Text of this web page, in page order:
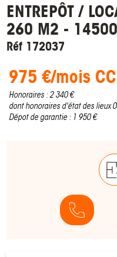
ENTREPÔT /
260 M2 - 14500
Réf 172037
975 €/mois CC
Honoraires : 2 340 €
dont honoraires d'état des lieux
Dépot de garantie : 1 950 €